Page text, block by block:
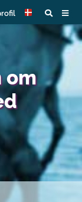
om